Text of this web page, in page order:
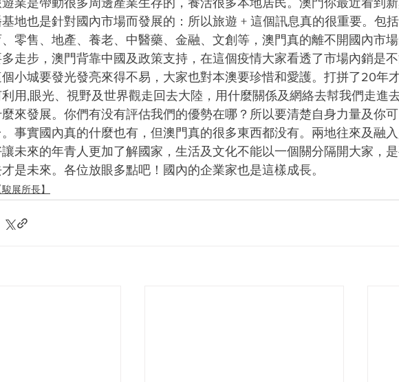
業是帶動很多周邊產業生存的，養活很多本地居民。澳門你最近看到
地也是針對國內市場而發展的：所以旅遊 + 這個訊息真的很重要。包
零售、地產、養老、中醫藥、金融、文創等，澳門真的離不開國內市
走步，澳門背靠中國及政策支持，在這個疫情大家看透了市場內銷是不
小城要發光發亮來得不易，大家也對本澳要珍惜和愛護。打拼了20年
用,眼光、視野及世界觀走回去大陸，用什麼關係及網絡去幇我們走進
來發展。你們有没有評估我們的優勢在哪？所以要清楚自身力量及你
。事實國內真的什麼也有，但澳門真的很多東西都没有。兩地往來及融入
未來的年青人更加了解國家，生活及文化不能以一個關分隔開大家，
是未來。各位放眼多點吧！國內的企業家也是這樣成長。
駿展所長】